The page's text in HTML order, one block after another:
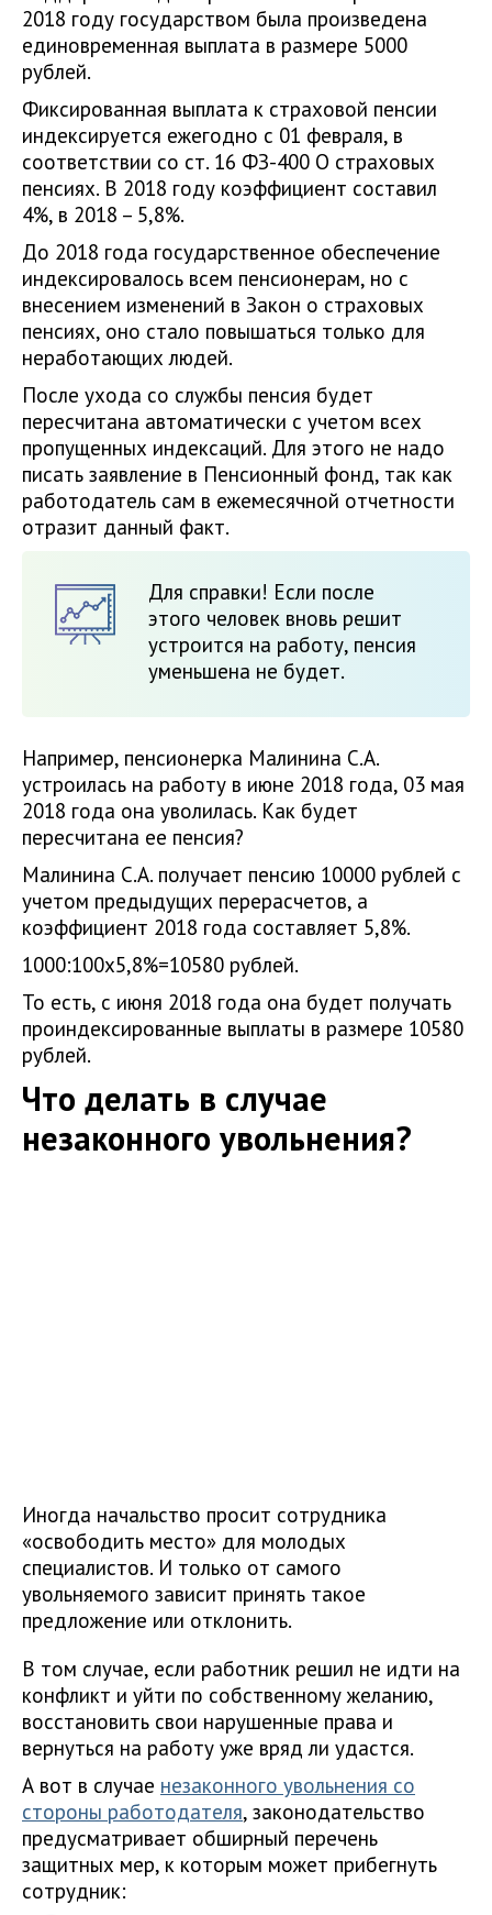
2018 году государством была произведена
единовременная выплата в размере 5000
рублей.
Фиксированная выплата к страховой пенсии
индексируется ежегодно с 01 февраля, в
соответствии со ст. 16 ФЗ-400 О страховых
пенсиях. В 2018 году коэффициент составил
4%, в 2018 – 5,8%.
До 2018 года государственное обеспечение
индексировалось всем пенсионерам, но с
внесением изменений в Закон о страховых
пенсиях, оно стало повышаться только для
неработающих людей.
После ухода со службы пенсия будет
пересчитана автоматически с учетом всех
пропущенных индексаций. Для этого не надо
писать заявление в Пенсионный фонд, так как
работодатель сам в ежемесячной отчетности
отразит данный факт.
Для справки! Если после
этого человек вновь решит
устроится на работу, пенсия
уменьшена не будет.
Например, пенсионерка Малинина С.А.
устроилась на работу в июне 2018 года, 03 мая
2018 года она уволилась. Как будет
пересчитана ее пенсия?
Малинина С.А. получает пенсию 10000 рублей с
учетом предыдущих перерасчетов, а
коэффициент 2018 года составляет 5,8%.
1000:100х5,8%=10580 рублей.
То есть, с июня 2018 года она будет получать
проиндексированные выплаты в размере 10580
рублей.
Что делать в случае
незаконного увольнения?
Иногда начальство просит сотрудника
«освободить место» для молодых
специалистов. И только от самого
увольняемого зависит принять такое
предложение или отклонить.
В том случае, если работник решил не идти на
конфликт и уйти по собственному желанию,
восстановить свои нарушенные права и
вернуться на работу уже вряд ли удастся.
А вот в случае незаконного увольнения со
стороны работодателя, законодательство
предусматривает обширный перечень
защитных мер, к которым может прибегнуть
сотрудник: